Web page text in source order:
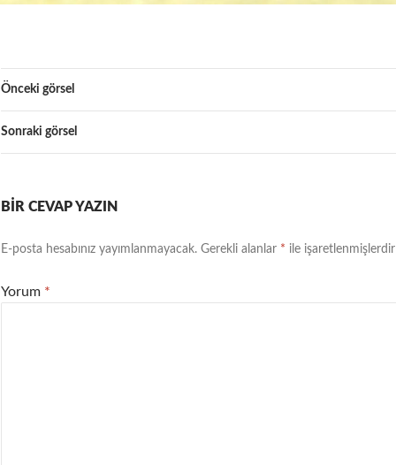
Önceki görsel
Sonraki görsel
BIR CEVAP YAZIN
E-posta hesabınız yayımlanmayacak. Gerekli alanlar * ile işaretlenmişlerdir
Yorum *